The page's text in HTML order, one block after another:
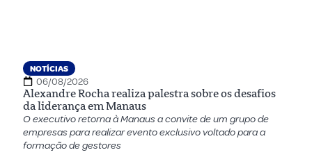
NOTÍCIAS
06/08/2026
Alexandre Rocha realiza palestra sobre os desafios
da liderança em Manaus
O executivo retorna à Manaus a convite de um grupo de
empresas para realizar evento exclusivo voltado para a
formação de gestores